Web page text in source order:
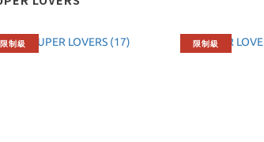
限制級 限制級